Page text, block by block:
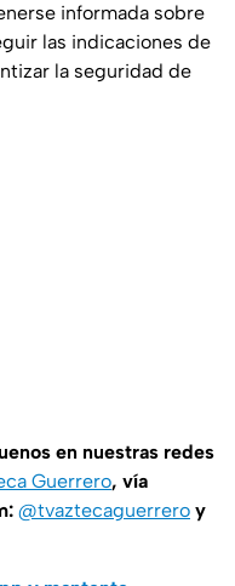
informada sobre
las indicaciones de
la seguridad de
en nuestras redes
Guerrero, vía
@tvaztecaguerrero y